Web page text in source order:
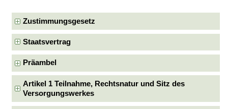
Zustimmungsgesetz
Staatsvertrag
Präambel
Artikel 1 Teilnahme, Rechtsnatur und Sitz des
Versorgungswerkes